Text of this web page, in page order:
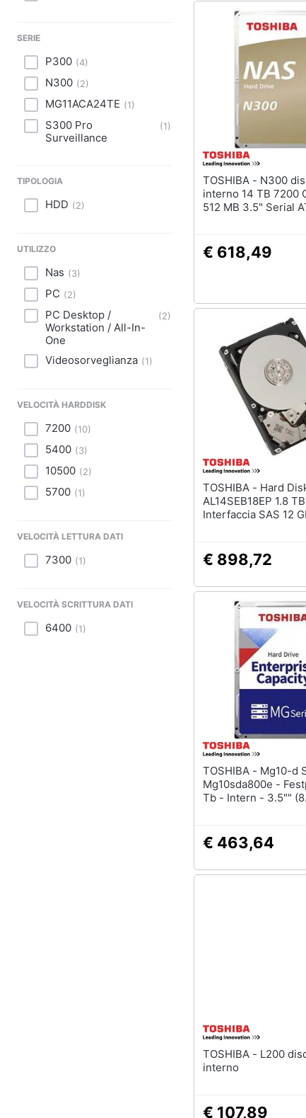
SERIE
P300 (4)
N300 (2)
MG11ACA24TE (1)
S300 Pro
Surveillance
(1)
TIPOLOGIA
HDD (2)
UTILIZZO
Nas (3)
PC (2)
PC Desktop /
Workstation / All-In-
One
(2)
Videosorveglianza (1)
VELOCITÀ HARDDISK
7200 (10)
5400 (3)
10500 (2)
5700 (1)
VELOCITÀ LETTURA DATI
7300 (1)
VELOCITÀ SCRITTURA DATI
6400 (1)
TOSHIBA - N300 disco rigido
interno 14 TB 7200
512 MB 3.5" Serial
€ 618,49
TOSHIBA - Hard Disk Interno
AL14SEB18EP 1.8
Interfaccia SAS 12
€ 898,72
TOSHIBA - Mg10-d Series
Mg10sda800e -
Tb - Intern - 3.5""
€ 463,64
TOSHIBA - L200 disco rigido
interno
€ 107,89